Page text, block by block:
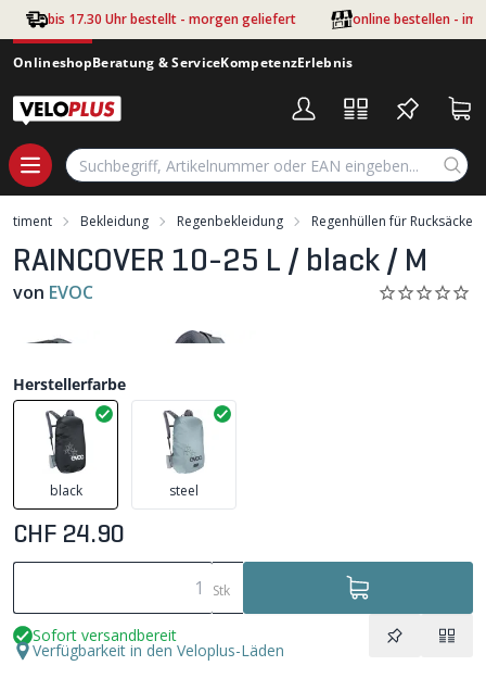
Zum Hauptinhalt springen
bis 17.30 Uhr bestellt - morgen geliefert online bestellen - im
OnlineshopBeratung & ServiceKompetenzErlebnis
Bekleidung Regenbekleidung Regenhüllen für Rucksäcke
RAINCOVER 10-25 L / black / M
von EVOC
Herstellerfarbe
black steel
CHF 24.90
Stk
Sofort versandbereit
Verfügbarkeit in den Veloplus-Läden